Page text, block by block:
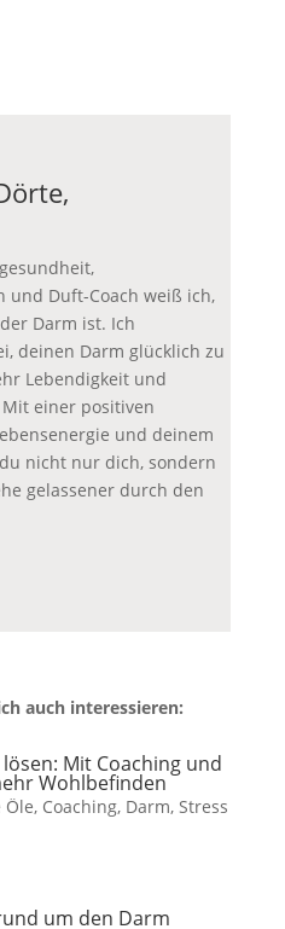
und Duft-Coach weiß ich,
Darm ist. Ich
deinen Darm glücklich zu
Lebendigkeit und
einer positiven
und deinem
nicht nur dich, sondern
gelassener durch den
auch interessieren:
Mit Coaching und
Wohlbefinden
Öle, Coaching, Darm, Stress
um den Darm